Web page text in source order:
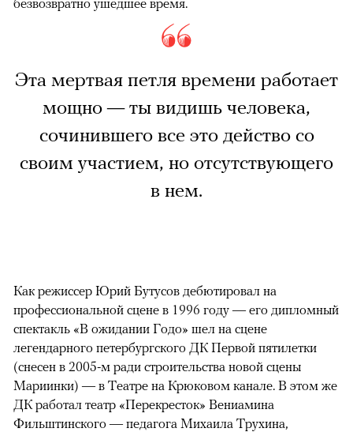
Эта мертвая петля времени работает
мощно — ты видишь человека,
сочинившего все это действо со
своим участием, но отсутствующего
в нем.
Как режиссер Юрий Бутусов дебютировал на
профессиональной сцене в 1996 году — его дипломный
спектакль «В ожидании Годо» шел на сцене
легендарного петербургского ДК Первой пятилетки
(снесен в 2005-м ради строительства новой сцены
Мариинки) — в Театре на Крюковом канале. В этом же
ДК работал театр «Перекресток» Вениамина
Фильштинского — педагога Михаила Трухина,